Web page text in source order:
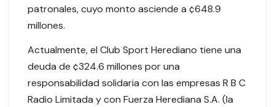
patronales, cuyo monto asciende a ¢648.9
millones.
Actualmente, el Club Sport Herediano tiene una
deuda de ¢324.6 millones por una
responsabilidad solidaria con las empresas R B C
Radio Limitada y con Fuerza Herediana S.A. (la